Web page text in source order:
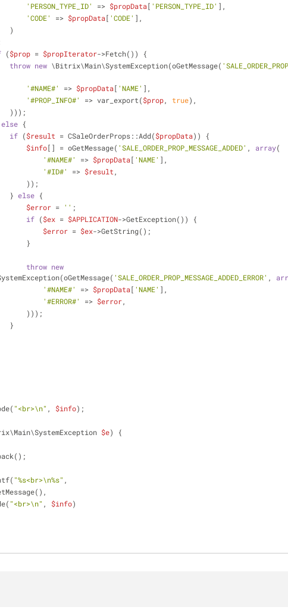
'PERSON_TYPE_ID'
=> $propData[ 'PERSON_TYPE_ID' ],
'CODE'
=> $propData[ 'CODE' ],
                )
($prop = $propIterator->Fetch()) {
throw new \Bitrix\Main\SystemException(oGetMessage(
'#NAME#'
=> $propData[ 'NAME' ],
'#PROP_INFO#'
=> var_export($prop, true),
                )));
else {
if ($result = CSaleOrderProps::Add($propData)) {
$info[] = oGetMessage( 'SALE_ORDER_PROP_MESSAGE_ADDED' , array(
'#NAME#'
=> $propData[ 'NAME' ],
'#ID#'
=> $result ,
                    ));
                }
else {
$error = '' ;
if ($ex = $APPLICATION->GetException()) {
$error = $ex->GetString();
                    }
throw new
'SALE_ORDER_PROP_MESSAGE_ADDED_ERROR' ,
'#NAME#'
=> $propData[ 'NAME' ],
'#ERROR#'
=> $error,
                    )));
                }
"<br>\n" , $info);
$e) {
"%s<br>\n%s" ,
"<br>\n" , $info)